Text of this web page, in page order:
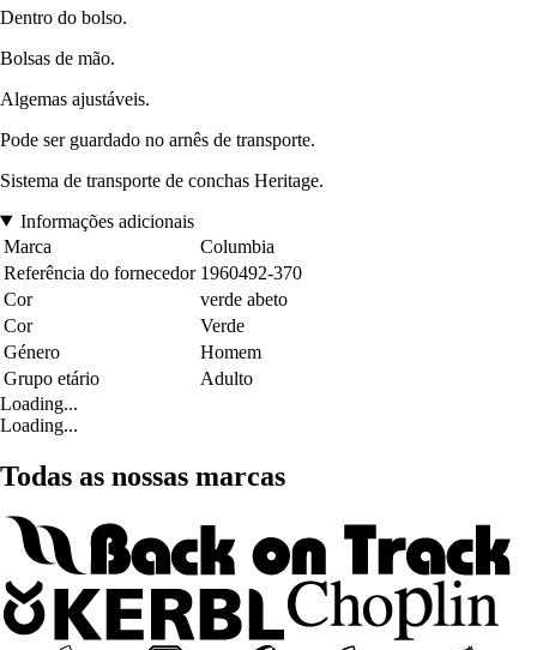
Dentro do bolso.
Bolsas de mão.
Algemas ajustáveis.
Pode ser guardado no arnês de transporte.
Sistema de transporte de conchas Heritage.
Informações adicionais
Marca
Columbia
Referência do fornecedor 1960492-370
Cor
verde abeto
Cor
Verde
Género
Homem
Grupo etário
Adulto
Loading...
Loading...
Todas as nossas marcas